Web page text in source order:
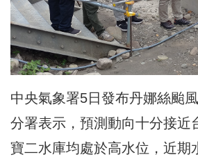
中央氣象署5日發布丹娜絲颱
分署表示，預測動向十分接近
寶二水庫均處於高水位，近期